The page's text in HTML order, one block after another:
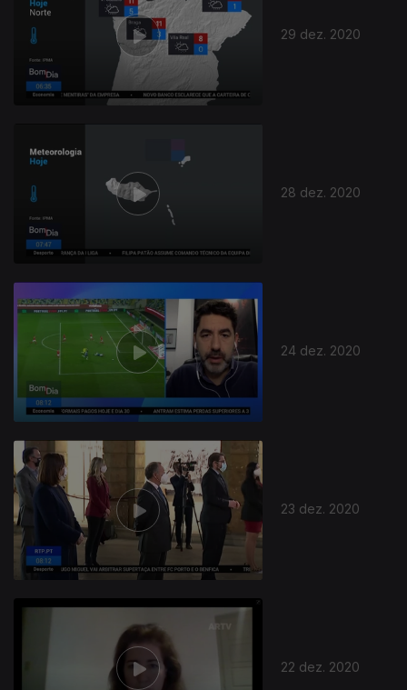
29 dez. 2020
28 dez. 2020
24 dez. 2020
23 dez. 2020
22 dez. 2020